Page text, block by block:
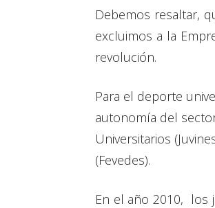
Debemos resaltar,
excluimos a la
revolución.
Para el deporte
autonomía del
Universitarios
(Fevedes).
En el año 2010, los